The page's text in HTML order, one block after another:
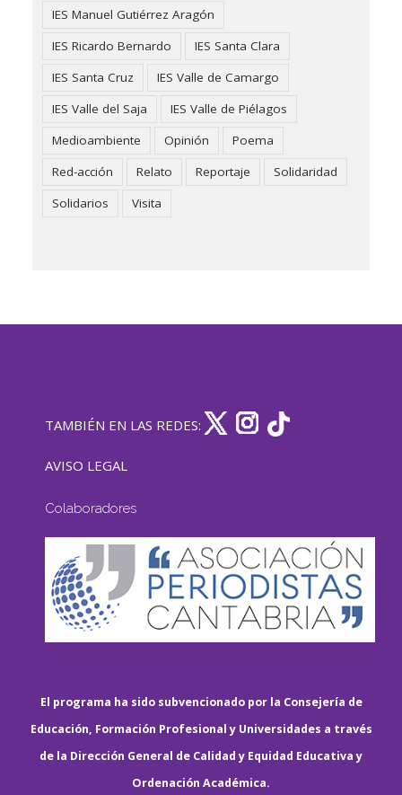
IES Manuel Gutiérrez Aragón
IES Ricardo Bernardo
IES Santa Clara
IES Santa Cruz
IES Valle de Camargo
IES Valle del Saja
IES Valle de Piélagos
Medioambiente
Opinión
Poema
Red-acción
Relato Reportaje
Solidaridad
Solidarios
Visita
TAMBIÉN EN LAS REDES:
AVISO LEGAL
Colaboradores
El programa ha sido subvencionado por la Consejería de
Educación, Formación Profesional y Universidades a través
de la Dirección General de Calidad y Equidad Educativa y
Ordenación Académica.